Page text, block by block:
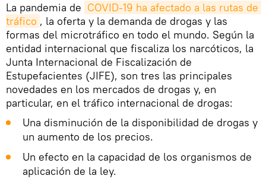
La pandemia de COVID-19 ha afectado a las rutas de
tráfico , la oferta y la demanda de drogas y las
formas del microtráfico en todo el mundo. Según la
entidad internacional que fiscaliza los narcóticos, la
Junta Internacional de Fiscalización de
Estupefacientes (JIFE), son tres las principales
novedades en los mercados de drogas y, en
particular, en el tráfico internacional de drogas:
Una disminución de la disponibilidad de drogas y
un aumento de los precios.
Un efecto en la capacidad de los organismos de
aplicación de la ley.